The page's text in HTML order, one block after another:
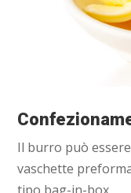
Il burro può
vaschette